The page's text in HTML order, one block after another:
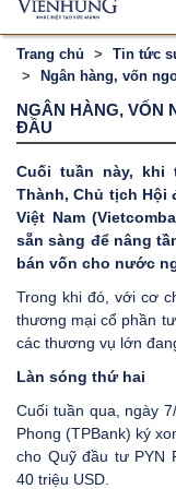
Trang chủ
Tin tức
Ngân hàng, vốn
NGÂN HÀNG, VỐN
ĐẦU
Cuối tuần này, khi
Thành, Chủ tịch Hội
Việt Nam
sẵn sàng để nâng
bán vốn cho nước
Trong khi đó, với cơ
thương mại cổ phần
các thương vụ lớn
Làn sóng thứ hai
Cuối tuần qua, ngày
Phong (TPBank) ký
cho Quỹ đầu tư PYN
40 triệu USD.